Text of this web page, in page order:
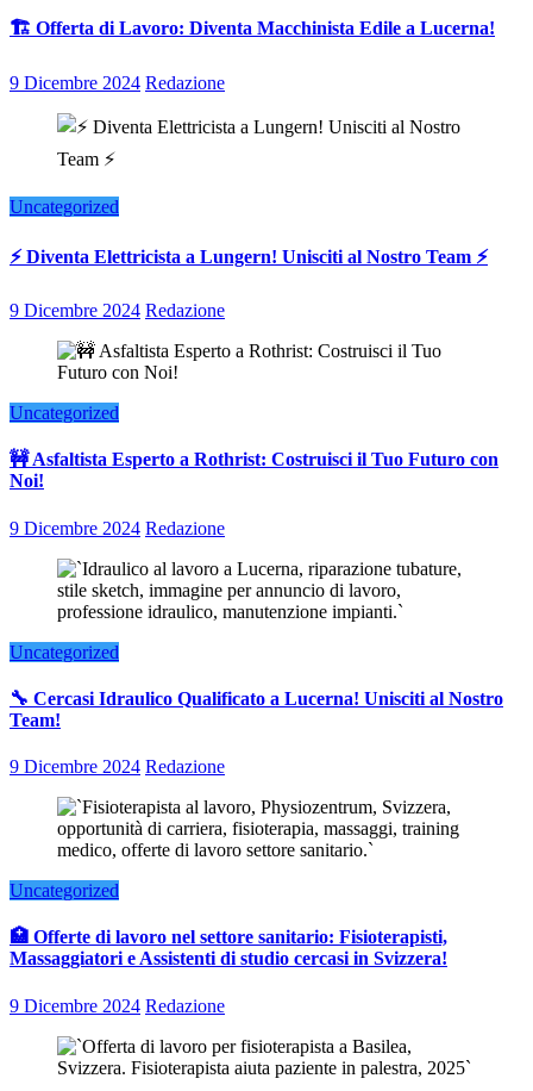
🏗️ Offerta di Lavoro: Diventa Macchinista Edile a Lucerna!
9 Dicembre 2024 Redazione
Uncategorized
⚡ Diventa Elettricista a Lungern! Unisciti al Nostro Team ⚡
9 Dicembre 2024 Redazione
Uncategorized
🚧 Asfaltista Esperto a Rothrist: Costruisci il Tuo Futuro con
Noi!
9 Dicembre 2024 Redazione
Uncategorized
🔧 Cercasi Idraulico Qualificato a Lucerna! Unisciti al Nostro
Team!
9 Dicembre 2024 Redazione
Uncategorized
🏥 Offerte di lavoro nel settore sanitario: Fisioterapisti,
Massaggiatori e Assistenti di studio cercasi in Svizzera!
9 Dicembre 2024 Redazione